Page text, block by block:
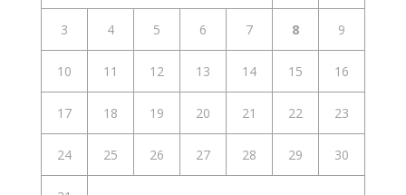
3 4 5 6 7 8 9
10 11 12 13 14 15 16
17 18 19 20 21 22 23
24 25 26 27 28 29 30